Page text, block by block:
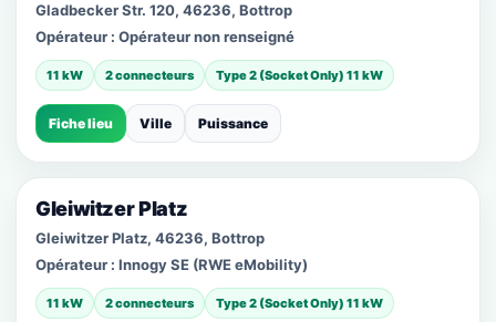
Gladbecker Str. 120, 46236, Bottrop
Opérateur : Opérateur non renseigné
11 kW 2 connecteurs Type 2 (Socket Only) 11 kW
Fiche lieu Ville Puissance
Gleiwitzer Platz
Gleiwitzer Platz, 46236, Bottrop
Opérateur : Innogy SE (RWE eMobility)
11 kW 2 connecteurs Type 2 (Socket Only) 11 kW